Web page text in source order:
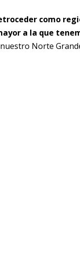
como
a la que
Norte